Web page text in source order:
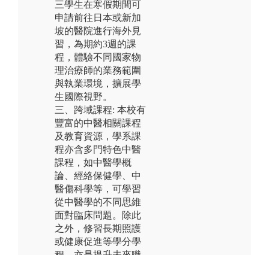
三學生在寒假期間可
申請前往日本或新加
坡的醫院進行海外見
習，為期約3週的課
程，體驗不同國家物
理治療師的業務範圍
與執業環境，擴展學
生國際視野。
三、跨域課程: 本校有
豐富的中醫相關課程
及教育資源，學系課
程亦含多門特色中醫
課程，如中醫學概
論、經絡保健學、中
醫傷科學等，可學習
從中醫學的不同思維
面對臨床問題。除此
之外，修習長期照護
或健康促進等學分學